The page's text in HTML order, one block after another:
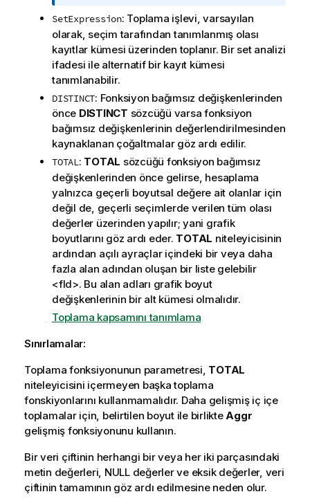
n
o
t
u
SetExpression: Toplama işlevi, varsayılan
olarak, seçim tarafından tanımlanmış olası
kayıtlar kümesi üzerinden toplanır. Bir set analizi
ifadesi ile alternatif bir kayıt kümesi
tanımlanabilir.
DISTINCT: Fonksiyon bağımsız değişkenlerinden
önce DISTINCT sözcüğü varsa fonksiyon
bağımsız değişkenlerinin değerlendirilmesinden
kaynaklanan çoğaltmalar göz ardı edilir.
TOTAL: TOTAL sözcüğü fonksiyon bağımsız
değişkenlerinden önce gelirse, hesaplama
yalnızca geçerli boyutsal değere ait olanlar için
değil de, geçerli seçimlerde verilen tüm olası
değerler üzerinden yapılır; yani grafik
boyutlarını göz ardı eder. TOTAL niteleyicisinin
ardından açılı ayraçlar içindeki bir veya daha
fazla alan adından oluşan bir liste gelebilir
<fld>. Bu alan adları grafik boyut
değişkenlerinin bir alt kümesi olmalıdır.
Toplama kapsamını tanımlama
Sınırlamalar:
Toplama fonksiyonunun parametresi, TOTAL
niteleyicisini içermeyen başka toplama
fonskiyonlarını kullanmamalıdır. Daha gelişmiş iç içe
toplamalar için, belirtilen boyut ile birlikte Aggr
gelişmiş fonksiyonunu kullanın.
Bir veri çiftinin herhangi bir veya her iki parçasındaki
metin değerleri, NULLdeğerler ve eksik değerler, veri
çiftinin tamamının göz ardı edilmesine neden olur.